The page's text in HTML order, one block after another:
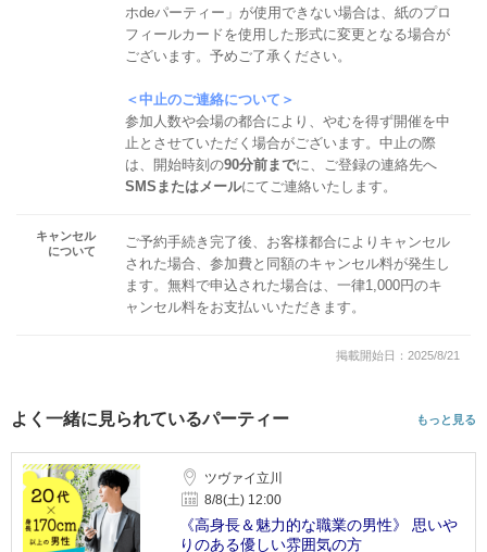
ホdeパーティー」が使用できない場合は、紙のプロ
フィールカードを使用した形式に変更となる場合が
ございます。予めご了承ください。
＜中止のご連絡について＞
参加人数や会場の都合により、やむを得ず開催を中
止とさせていただく場合がございます。中止の際
は、開始時刻の90分前までに、ご登録の連絡先へ
SMSまたはメールにてご連絡いたします。
キャンセル
について
ご予約手続き完了後、お客様都合によりキャンセル
された場合、参加費と同額のキャンセル料が発生し
ます。無料で申込された場合は、一律1,000円のキ
ャンセル料をお支払いいただきます。
掲載開始日：2025/8/21
よく一緒に見られているパーティー もっと見る
ツヴァイ立川
8/8(土) 12:00
《高身長＆魅力的な職業の男性》 思いや
りのある優しい雰囲気の方